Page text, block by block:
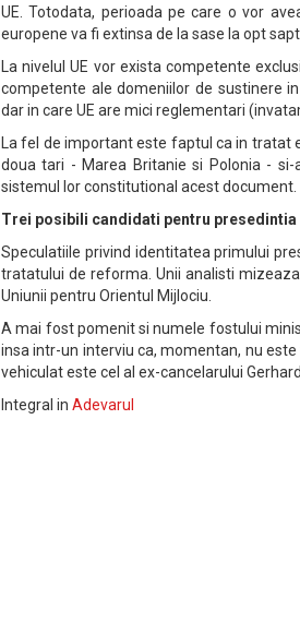
UE. Totodata, perioada pe care o vor
europene va fi extinsa de la sase la opt
La nivelul UE vor exista competente
competente ale domeniilor de sustinere
dar in care UE are mici reglementari
La fel de important este faptul ca in tratat
doua tari - Marea Britanie si Polonia -
sistemul lor constitutional acest document.
Trei posibili candidati pentru presedintia
Speculatiile privind identitatea primului
tratatului de reforma. Unii analisti
Uniunii pentru Orientul Mijlociu.
A mai fost pomenit si numele fostului
insa intr-un interviu ca, momentan, nu
vehiculat este cel al ex-cancelarului
Integral in Adevarul